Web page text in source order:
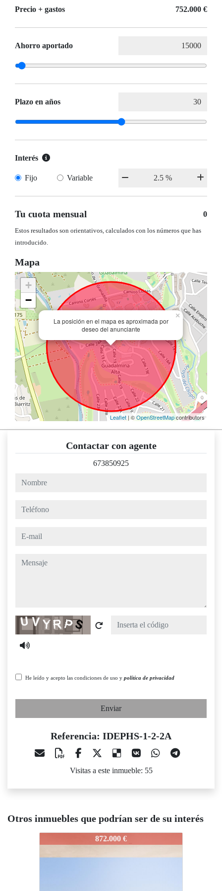
Precio + gastos 752.000 €
Ahorro aportado
Plazo en años
Interés
Fijo Variable
Tu cuota mensual 0
Estos resultados son orientativos, calculados con los números que has
introducido.
Mapa
La posición en el mapa es aproximada por
deseo del anunciante
×
+
−
Leaflet | ©OpenStreetMapcontributors
Contactar con agente
673850925
nombre
teléfono
e-mail
mensaje
Captcha
He leído y acepto las condiciones de uso y política de privacidad
Enviar
Referencia: IDEPHS-1-2-2A
Visitas a este inmueble: 55
Otros inmuebles que podrían ser de su interés
IDEPHS-1-2-2A1.075.000 €